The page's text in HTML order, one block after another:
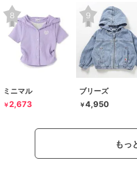
ミニマル
￥2,673
ブリーズ
￥4,950
もっ